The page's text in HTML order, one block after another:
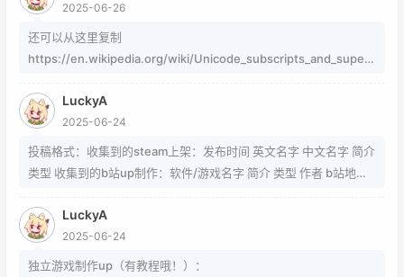
2025-06-26
还可以从这里复制
https://en.wikipedia.org/wiki/Unicode_subscripts_and_supers
https://www.jiuwa.net/xzm/ 相关问题可以在这里找到
https://www.zhihu.com/question/54913586/answer/8092801
89 https://www.zhihu.com/question/339693605 事实上用的是
word中的Cambria Math和Helvetica字体弄出来的 但经过试验发
的就不需要我教了 上标:sup 下标:sub 上标:上标文字 下标:下标文字
当然网页中就需要代码了
LuckyA
2025-06-24
投稿格式：收集到的steam上架：发布时间 英文名字 中文名字 简介
类型 收集到的b站up制作：软件/游戏名字 简介 类型 作者 b站地址
LuckyA
2025-06-24
独立游戏制作up（有教程哦！）：